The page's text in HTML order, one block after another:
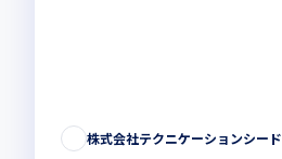
株式会社テクニケーションシード